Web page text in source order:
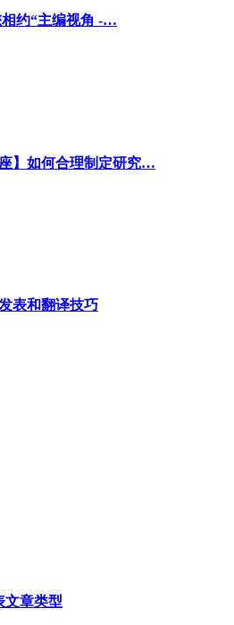
相约“主编视角 -…
】如何合理制定研究…
表和翻译技巧
文章类型